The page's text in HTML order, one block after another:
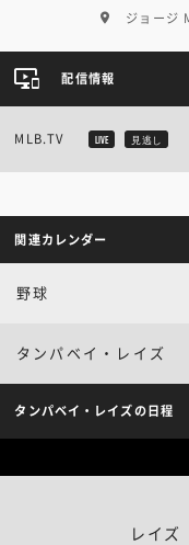
ジョージ
配信情報
MLB.TV LIVE 見逃し
関連カレンダー
野球
タンパベイ・レイズ
タンパベイ・レイズの日程
レイズ